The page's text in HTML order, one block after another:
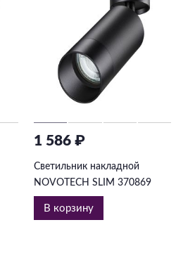
1 586 ₽
Светильник накладной
NOVOTECH SLIM 370869
В корзину